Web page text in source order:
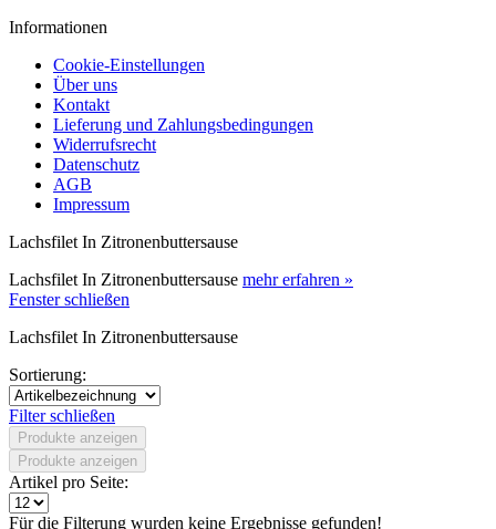
Informationen
Cookie-Einstellungen
Über uns
Kontakt
Lieferung und Zahlungsbedingungen
Widerrufsrecht
Datenschutz
AGB
Impressum
Lachsfilet In Zitronenbuttersause
Lachsfilet In Zitronenbuttersause mehr erfahren »
Fenster schließen
Lachsfilet In Zitronenbuttersause
Sortierung:
Filter schließen
Produkte anzeigen
Produkte anzeigen
Artikel pro Seite:
Für die Filterung wurden keine Ergebnisse gefunden!